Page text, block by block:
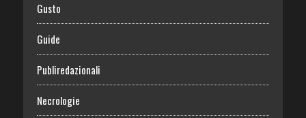
Gusto
Guide
Publiredazionali
Necrologie